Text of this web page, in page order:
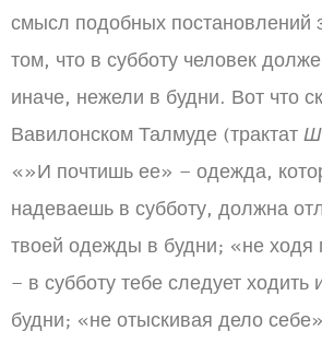
смысл подобных постановлений
том, что в субботу человек
иначе, нежели в будни. Вот что
Вавилонском Талмуде (трактат
«»И почтишь ее» – одежда,
надеваешь в субботу, должна
твоей одежды в будни; «не ходя
– в субботу тебе следует
будни; «не отыскивая дело